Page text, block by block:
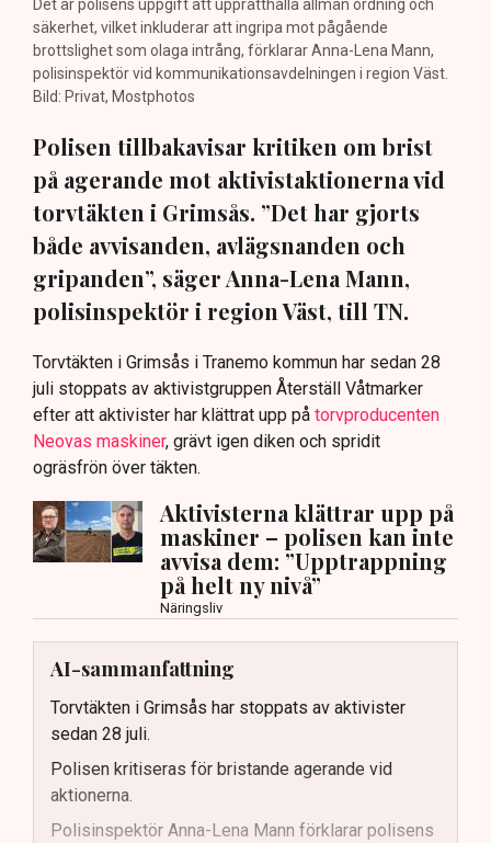
Det är polisens uppgift att upprätthålla allmän ordning och
säkerhet, vilket inkluderar att ingripa mot pågående
brottslighet som olaga intrång, förklarar Anna-Lena Mann,
polisinspektör vid kommunikationsavdelningen i region Väst.
Bild: Privat, Mostphotos
Polisen tillbakavisar kritiken om brist
på agerande mot aktivistaktionerna vid
torvtäkten i Grimsås. ”Det har gjorts
både avvisanden, avlägsnanden och
gripanden”, säger Anna-Lena Mann,
polisinspektör i region Väst, till TN.
Torvtäkten i Grimsås i Tranemo kommun har sedan 28
juli stoppats av aktivistgruppen Återställ Våtmarker
efter att aktivister har klättrat upp på torvproducenten
Neovas maskiner, grävt igen diken och spridit
ogräsfrön över täkten.
Aktivisterna klättrar upp på
maskiner – polisen kan inte
avvisa dem: ”Upptrappning
på helt ny nivå”
Näringsliv
AI-sammanfattning
Torvtäkten i Grimsås har stoppats av aktivister
sedan 28 juli.
Polisen kritiseras för bristande agerande vid
aktionerna.
Polisinspektör Anna-Lena Mann förklarar polisens